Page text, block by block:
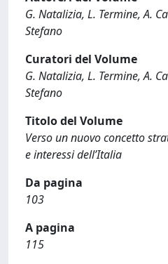
G. Natalizia, L. Termine, A.
Stefano
Curatori del Volume
G. Natalizia, L. Termine, A.
Stefano
Titolo del Volume
Verso un nuovo concetto
e interessi dell’Italia
Da pagina
103
A pagina
115